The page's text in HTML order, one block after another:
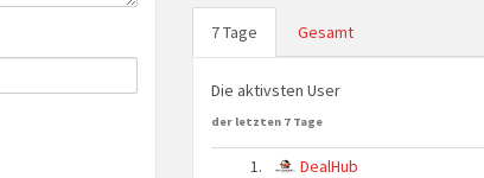
7 Tage Gesamt
Die aktivsten User
der letzten 7 Tage
1. DealHub